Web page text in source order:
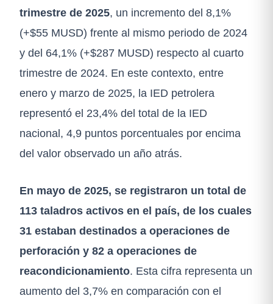
trimestre de 2025, un incremento del 8,1%
(+$55 MUSD) frente al mismo periodo de 2024
y del 64,1% (+$287 MUSD) respecto al cuarto
trimestre de 2024. En este contexto, entre
enero y marzo de 2025, la IED petrolera
representó el 23,4% del total de la IED
nacional, 4,9 puntos porcentuales por encima
del valor observado un año atrás.
En mayo de 2025, se registraron un total de
113 taladros activos en el país, de los cuales
31 estaban destinados a operaciones de
perforación y 82 a operaciones de
reacondicionamiento. Esta cifra representa un
aumento del 3,7% en comparación con el